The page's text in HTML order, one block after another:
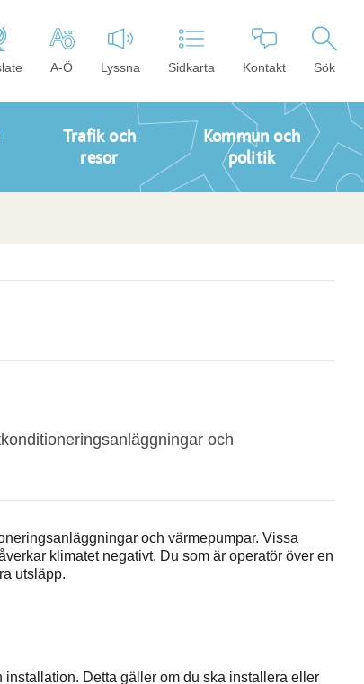
A-Ö Lyssna Sidkarta Kontakt Sök
Trafik och
resor
Kommun och
politik
och
och värmepumpar. Vissa
klimatet negativt. Du som är operatör över en
utsläpp.
Detta gäller om du ska installera eller